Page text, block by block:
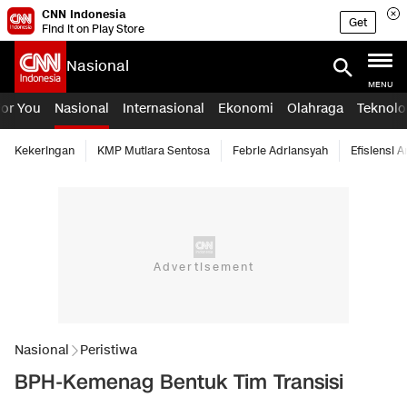
CNN Indonesia
Find it on Play Store
Get
Nasional
MENU
You Nasional Internasional Ekonomi Olahraga
Kekeringan KMP Mutiara Sentosa Febrie Adriansyah Efisiensi
Nasional Peristiwa
BPH-Kemenag Bentuk Tim Transisi